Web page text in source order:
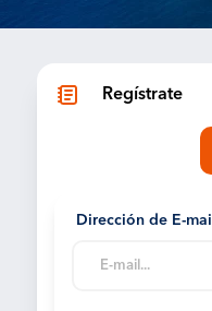
Regístrate
Dirección de E-mail